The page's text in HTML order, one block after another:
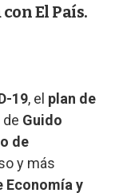
El País.
19, el plan de
Guido
de
y más
Economía y